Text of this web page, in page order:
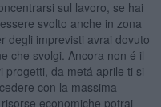
sul lavoro, se hai
svolto anche in zona
degli imprevisti avrai dovuto
che svolgi. Ancora non é il
progetti, da metá aprile ti si
con la massima
economiche potrai